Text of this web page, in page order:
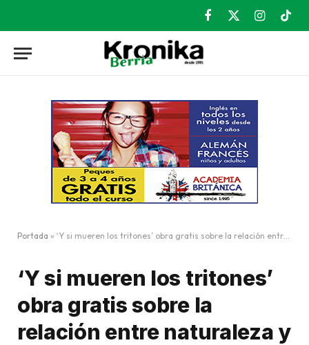
Facebook
X
Instagram
Portada » ‘Y si mueren los tritones’ obra gratis sobre la relación entre naturaleza y humanos
‘Y si mueren los tritones’
obra gratis sobre la
relación entre naturaleza y